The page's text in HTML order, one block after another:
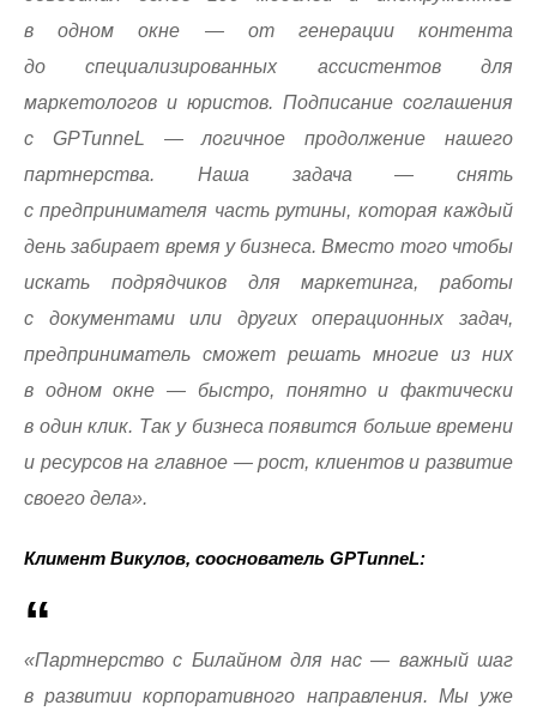
в одном окне — от генерации контента
до специализированных ассистентов для
маркетологов и юристов. Подписание соглашения
с GPTunneL — логичное продолжение нашего
партнерства. Наша задача — снять
с предпринимателя часть рутины, которая каждый
день забирает время у бизнеса. Вместо того чтобы
искать подрядчиков для маркетинга, работы
с документами или других операционных задач,
предприниматель сможет решать многие из них
в одном окне — быстро, понятно и фактически
в один клик. Так у бизнеса появится больше времени
и ресурсов на главное — рост, клиентов и развитие
своего дела».
Климент Викулов, сооснователь GPTunneL:
«Партнерство с Билайном для нас — важный шаг
в развитии корпоративного направления. Мы уже